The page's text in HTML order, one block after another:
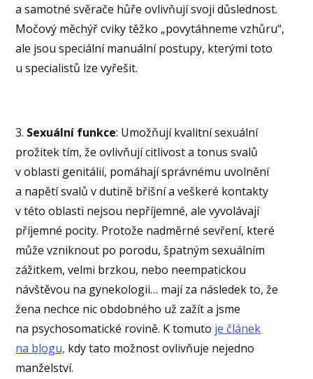
a samotné svěrače hůře ovlivňují svoji důslednost.
Močový měchýř cviky těžko „povytáhneme vzhůru“,
ale jsou speciální manuální postupy, kterými toto
u specialistů lze vyřešit.
3. Sexuální funkce: Umožňují kvalitní sexuální
prožitek tím, že ovlivňují citlivost a tonus svalů
v oblasti genitálií, pomáhají správnému uvolnění
a napětí svalů v dutině břišní a veškeré kontakty
v této oblasti nejsou nepříjemné, ale vyvolávají
příjemné pocity. Protože nadměrné sevření, které
může vzniknout po porodu, špatným sexuálním
zážitkem, velmi brzkou, nebo neempatickou
návštěvou na gynekologii… mají za následek to, že
žena nechce nic obdobného už zažít a jsme
na psychosomatické rovině. K tomuto je článek
na blogu, kdy tato možnost ovlivňuje nejedno
manželství.